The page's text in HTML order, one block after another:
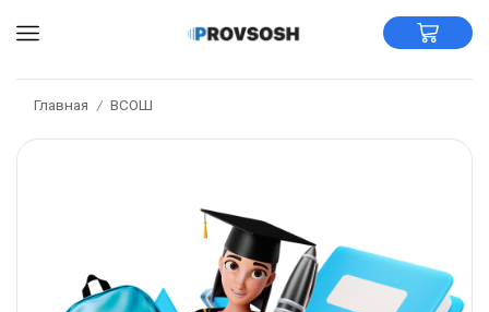
Главная / ВСОШ